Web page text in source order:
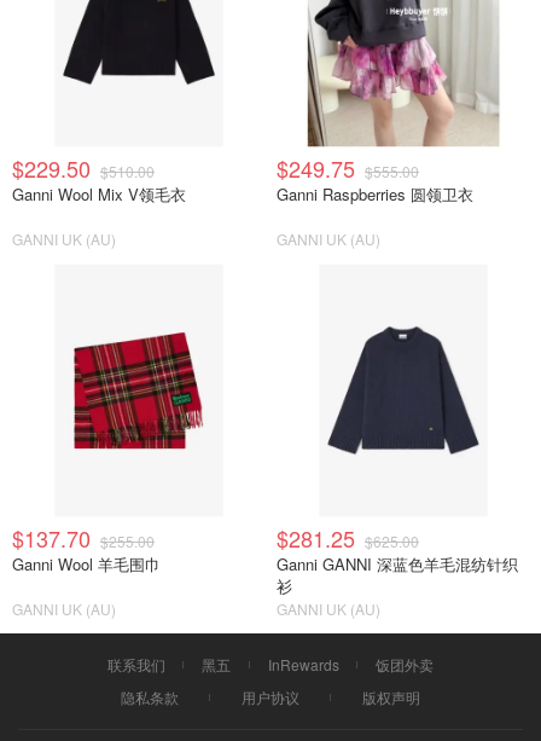
$229.50 $510.00
Ganni Wool Mix V领毛衣
GANNI UK (AU)
$249.75 $555.00
Ganni Raspberries 圆领卫衣
GANNI UK (AU)
$137.70 $255.00
Ganni Wool 羊毛围巾
GANNI UK (AU)
$281.25 $625.00
Ganni GANNI 深蓝色羊毛混纺针织
衫
GANNI UK (AU)
联系我们 黑五 InRewards
饭团外卖
隐私条款
用户协议 版权声明